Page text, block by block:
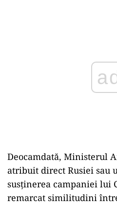
ad
Deocamdată, Ministerul
atribuit direct Rusiei sau
susținerea campaniei lui
remarcat similitudini